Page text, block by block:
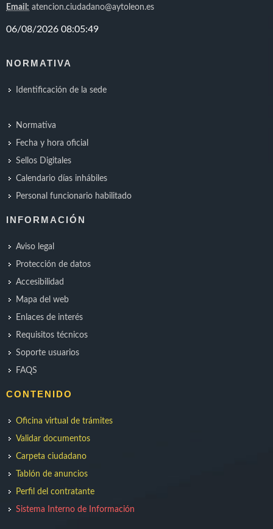
Email: atencion.ciudadano@aytoleon.es
NORMATIVA
Identificación de la sede
Normativa
Fecha y hora oficial
Sellos Digitales
Calendario días inhábiles
Personal funcionario habilitado
INFORMACIÓN
Aviso legal
Protección de datos
Accesibilidad
Mapa del web
Enlaces de interés
Requisitos técnicos
Soporte usuarios
FAQS
CONTENIDO
Oficina virtual de trámites
Validar documentos
Carpeta ciudadano
Tablón de anuncios
Perfil del contratante
Sistema Interno de Información